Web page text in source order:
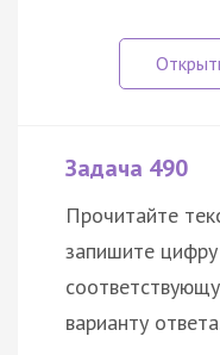
Задача 490
Прочитайте
запишите
варианту